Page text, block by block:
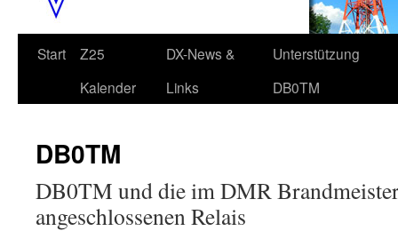
Start
Z25
Kalender
DX-News &
Links
Unterstützung
DB0TM
DB0TM
DB0TM und die im DMR
angeschlossenen Relais